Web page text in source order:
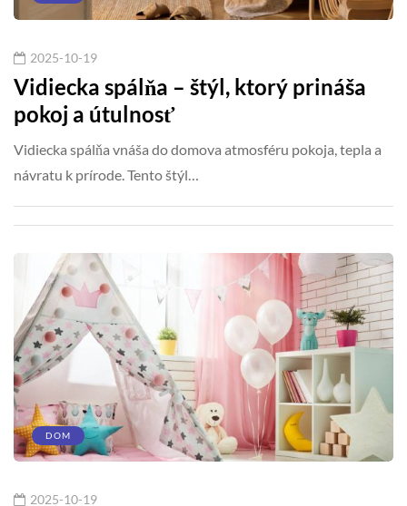
2025-10-19
Vidiecka spálňa – štýl, ktorý prináša
pokoj a útulnosť
Vidiecka spálňa vnáša do domova atmosféru pokoja, tepla a
návratu k prírode. Tento štýl…
DOM
2025-10-19